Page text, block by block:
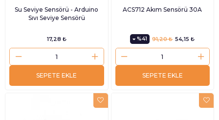
Su Seviye Sensörü - Arduino
Sıvı Seviye Sensörü
17,28 ₺
SEPETE EKLE
ACS712 Akım Sensörü 30A
%41 54,15 ₺
91,20 ₺
SEPETE EKLE